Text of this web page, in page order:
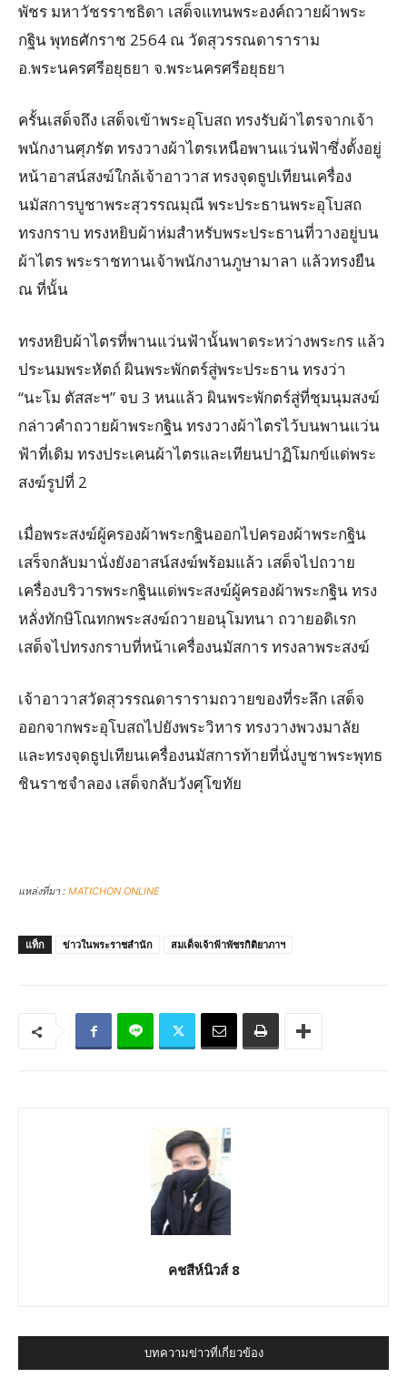
พัชร มหาวัชรราชธิดา เสด็จแทนพระองค์ถวายผ้าพระ
กฐิน พุทธศักราช 2564 ณ วัดสุวรรณดาราราม
อ.พระนครศรีอยุธยา จ.พระนครศรีอยุธยา
ครั้นเสด็จถึง เสด็จเข้าพระอุโบสถ ทรงรับผ้าไตรจากเจ้า
พนักงานศุภรัต ทรงวางผ้าไตรเหนือพานแว่นฟ้าซึ่งตั้งอยู่
หน้าอาสน์สงฆ์ใกล้เจ้าอาวาส ทรงจุดธูปเทียนเครื่อง
นมัสการบูชาพระสุวรรณมุณี พระประธานพระอุโบสถ
ทรงกราบ ทรงหยิบผ้าห่มสำหรับพระประธานที่วางอยู่บน
ผ้าไตร พระราชทานเจ้าพนักงานภูษามาลา แล้วทรงยืน
ณ ที่นั้น
ทรงหยิบผ้าไตรที่พานแว่นฟ้านั้นพาดระหว่างพระกร แล้ว
ประนมพระหัตถ์ ผินพระพักตร์สู่พระประธาน ทรงว่า
“นะโม ตัสสะฯ” จบ 3 หนแล้ว ผินพระพักตร์สู่ที่ชุมนุมสงฆ์
กล่าวคำถวายผ้าพระกฐิน ทรงวางผ้าไตรไว้บนพานแว่น
ฟ้าที่เดิม ทรงประเคนผ้าไตรและเทียนปาฏิโมกข์แด่พระ
สงฆ์รูปที่ 2
เมื่อพระสงฆ์ผู้ครองผ้าพระกฐินออกไปครองผ้าพระกฐิน
เสร็จกลับมานั่งยังอาสน์สงฆ์พร้อมแล้ว เสด็จไปถวาย
เครื่องบริวารพระกฐินแด่พระสงฆ์ผู้ครองผ้าพระกฐิน ทรง
หลั่งทักษิโณทกพระสงฆ์ถวายอนุโมทนา ถวายอดิเรก
เสด็จไปทรงกราบที่หน้าเครื่องนมัสการ ทรงลาพระสงฆ์
เจ้าอาวาสวัดสุวรรณดารารามถวายของที่ระลึก เสด็จ
ออกจากพระอุโบสถไปยังพระวิหาร ทรงวางพวงมาลัย
และทรงจุดธูปเทียนเครื่องนมัสการท้ายที่นั่งบูชาพระพุทธ
ชินราชจำลอง เสด็จกลับวังศุโขทัย
แหล่งที่มา : MATICHON ONLINE
แท็ก ข่าวในพระราชสำนัก สมเด็จเจ้าฟ้าพัชรกิติยาภาฯ
คชสีห์นิวส์ 8
บทความข่าวที่เกี่ยวข้อง